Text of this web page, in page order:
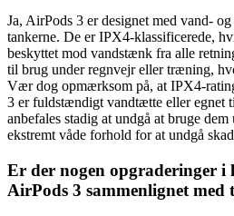
Ja, AirPods 3 er designet med vand-
tankerne. De er IPX4-klassificerede,
beskyttet mod vandstænk fra alle
til brug under regnvejr eller træning,
Vær dog opmærksom på, at IPX4-
3 er fuldstændigt vandtætte eller egnet
anbefales stadig at undgå at bruge
ekstremt våde forhold for at undgå
Er der nogen opgraderinger i
AirPods 3 sammenlignet med